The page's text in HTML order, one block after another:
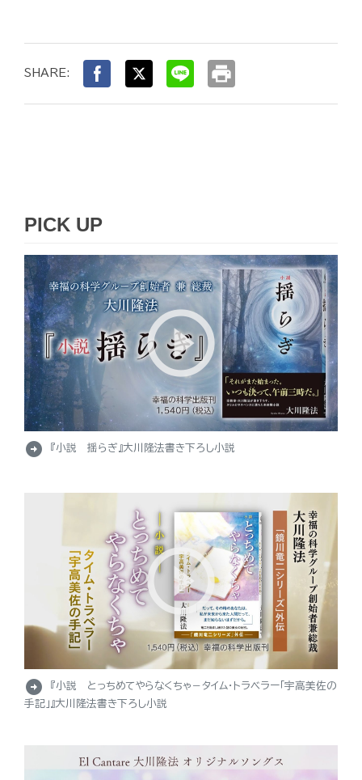
SHARE: print
PICK UP
arrow_circle_right 『小説 揺らぎ』大川隆法書き下ろし小説
arrow_circle_right
『小説 とっちめてやらなくちゃ－タイム・トラベラー「宇高美佐の
手記」』大川隆法書き下ろし小説